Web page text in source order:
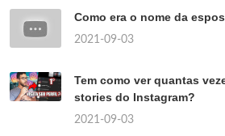
Como era o nome da
2021-09-03
Tem como ver quantas
stories do Instagram?
2021-09-03